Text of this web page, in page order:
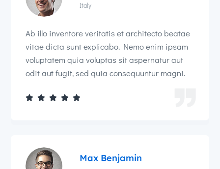
Italy
Ab illo inventore veritatis et architecto beatae
vitae dicta sunt explicabo. Nemo enim ipsam
voluptatem quia voluptas sit aspernatur aut
odit aut fugit, sed quia consequuntur magni.
    
Max Benjamin